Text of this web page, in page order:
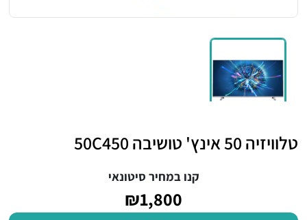
טלוויזיה 50 אינץ' טושיבה 50C450
קנו במחיר סיטונאי
₪1,800